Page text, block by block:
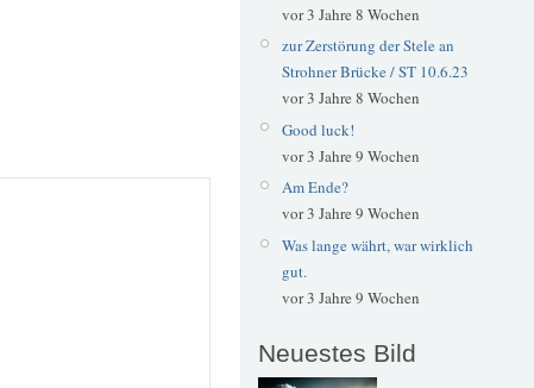
vor 3 Jahre 8 Wochen
zur Zerstörung der Stele an
Strohner Brücke / ST 10.6.23
vor 3 Jahre 8 Wochen
Good luck!
vor 3 Jahre 9 Wochen
Am Ende?
vor 3 Jahre 9 Wochen
Was lange währt, war wirklich
gut.
vor 3 Jahre 9 Wochen
Neuestes Bild